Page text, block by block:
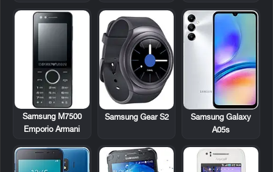
Samsung Galaxy
A05s
Samsung Gear S2
Samsung M7500
Emporio Armani